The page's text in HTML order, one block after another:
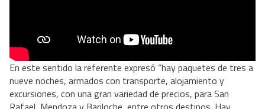
En este sentido la referente expresó “hay paquetes de tres a
nueve noches, armados con transporte, alojamiento y
excursiones, con una gran variedad de precios, para San